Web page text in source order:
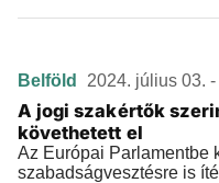
Belföld 2024. július 03. -
A jogi szakértők
követhetett el
Az Európai Parlamentbe
szabadságvesztésre is